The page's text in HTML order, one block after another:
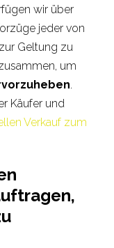
wir über
jeder von
Geltung zu
um
.
Käufer und
Verkauf zum